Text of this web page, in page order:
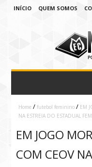
INÍCIO QUEM SOMOS
Home / futebol feminino / EM
NA ESTREIA DO ESTADUAL
EM JOGO
COM CEOV